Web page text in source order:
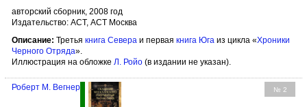
авторский сборник, 2008 год
Издательство: АСТ, АСТ Москва
Описание: Третья книга Севера и первая книга Юга из цикла «Хроники
Черного Отряда».
Иллюстрация на обложке Л. Ройо (в издании не указан).
№ 2
Роберт М. Вегнер